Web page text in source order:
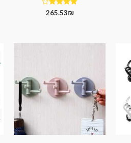
דורג
4.00
265.53₪